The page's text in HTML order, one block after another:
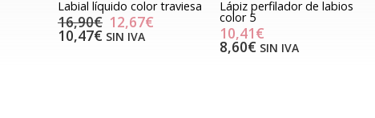
Labial líquido color traviesa
16,90€ 12,67€
10,47€ SIN IVA
Lápiz perfilador de labios
color 5
10,41€
8,60€ SIN IVA